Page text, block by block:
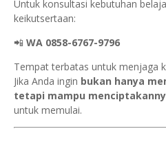
Untuk konsultasi kebutuhan
keikutsertaan:
📲 WA 0858-6767-9796
Tempat terbatas untuk menjaga
Jika Anda ingin bukan hanya
tetapi mampu
untuk memulai.